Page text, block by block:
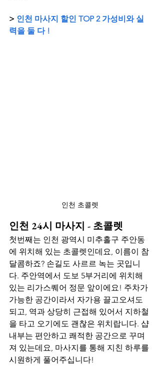
> 인천 마사지 할인 TOP 2 가성비와 실
력을 둘 다 !
인천 초콜렛
인천 24시 마사지 - 초콜렛
첫번째는 인천 광역시 미추홀구 주안동
에 위치해 있는 초콜렛인데요, 이름이 참
달콤하죠? 손길도 사르르 녹는 곳입니
다. 주안역에서 도보 5부거리에 위치해
있는 리가스퀘어 정문 앞이에요! 주차가
가능한 공간이라서 자가용 끌고오셔도
되고, 역과 상당히 근접해 있어서 지하철
을 타고 오기에도 괜찮은 위치랍니다. 샵
내부는 편안하고 쾌적한 공간으로 꾸며
져 있는데요, 마사지를 통해 지친 하루를
시원하게 풀어주십니다!